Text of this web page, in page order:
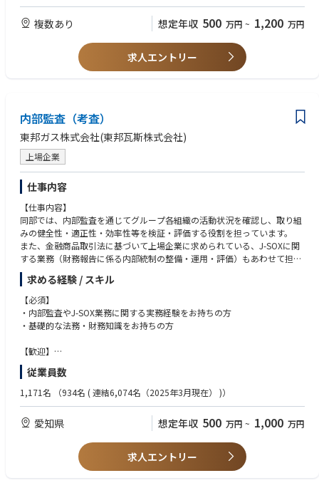
2.IPO支援業務（国内・海外）
調査報告書による問題点の抽出・改善案・アクションプランの提示、社内
体制整備と管理システムの確立（内部統制制度の整備、社内体制の整
備）、海外市場への株式上場サポート
制が整っています。
3. IFRS導入業務/USGAAP支援
・現状分析から、導入・改善プロジェクト管理、文書化の推進、教育研修
等
・会計処理の例示及び財務情報システムの改善支援
IFRSに基づく会計処理・財務諸表開示のために参考となる標準的な様式
（標準的な開示様式案、会計マニュアルや実務ガイダンス）、当該基準等
の準拠性を確認するためのチェックリスト、IFRS導入に当たっての現状認
識や問題点の把握、IFRS適用の為の企業の事業や業務に適合した文書化。
4.グローバル支援業務
海外での株式上場、資金調達支援、海外戦略支援（ジョイントベンチャ
ー・提携、会社分割等企業再編等の様々なシーンでサポート）
5.システム監査業務
内部統制監査の一環としてのシステム監査（IT統制監査）
IT関連アドバイザリー業務
< 特徴 >
・働き方
育児休暇、産休休暇など各種福利厚生制度が充実しており、柔軟な働き方
の設計が可能です。
・キャリア形成
同社では通常の監査業務のみならず、その方の志向に応じ様々な業務に同
情報システムの設計・開発または運用管理の経験
あれば尚可
①監査法人等での財務報告に係るＩＴの評価実施経験
②その他、IT関連監査業務（実施、対応）経験
③メール等による英語でのコミュニケーション能力
④以下のいずれか、または同等の資格
複数あり 想定年収 500 万円 ~ 1,200 万円
求人エントリー
内部監査（考査）
東邦ガス株式会社(東邦瓦斯株式会社)
上場企業
仕事内容
【仕事内容】
同部では、内部監査を通じてグループ各組織の活動状況を確認し、取り組
みの健全性・適正性・効率性等を検証・評価する役割を担っています。
また、金融商品取引法に基づいて上場企業に求められている、J-SOXに関
する業務（財務報告に係る内部統制の整備・運用・評価）もあわせて担当
しています。
求める経験 / スキル
【必須】
・内部監査やJ-SOX業務に関する実務経験をお持ちの方
・基礎的な法務・財務知識をお持ちの方
【歓迎】
・必須に加え、生成AI等の業務活用経験をお持ちの方
従業員数
1,171名 （934名 ( 連結6,074名（2025年3月現在） )）
愛知県 想定年収 500 万円 ~ 1,000 万円
求人エントリー